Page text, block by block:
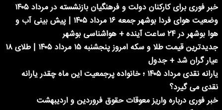
خبر فوری برای کارکنان دولت و فرهنگیان بازنشسته در مرداد ۱۴۰۵
وضعیت هوای فردا بوشهر جمعه ۱۶ مرداد ۱۴۰۵ | پیش بینی آب و
هوا بوشهر در ۲۴ ساعت آینده + هواشناسی بوشهر
جدیدترین قیمت طلا و سکه امروز پنجشنبه ۱۵ مرداد ۱۴۰۵ | طلای ۱۸
عیار گران شد + جدول
یارانه نقدی مرداد ۱۴۰۵ ؛ خانواده پرجمعیت این ماه چقدر یارانه
نقدی می گیرد؟
خبر فوری درباره واریز معوقات حقوق فروردین و اردیبهشت